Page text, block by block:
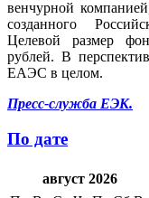
венчурной
созданного
Целевой размер
рублей. В
ЕАЭС в целом.
Пресс-служба ЕЭК.
По дате
август 2026